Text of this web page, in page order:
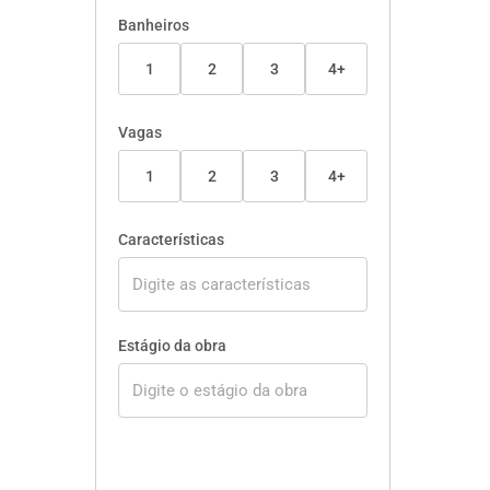
Banheiros
1 2 3 4+
Vagas
1 2 3 4+
Características
Estágio da obra